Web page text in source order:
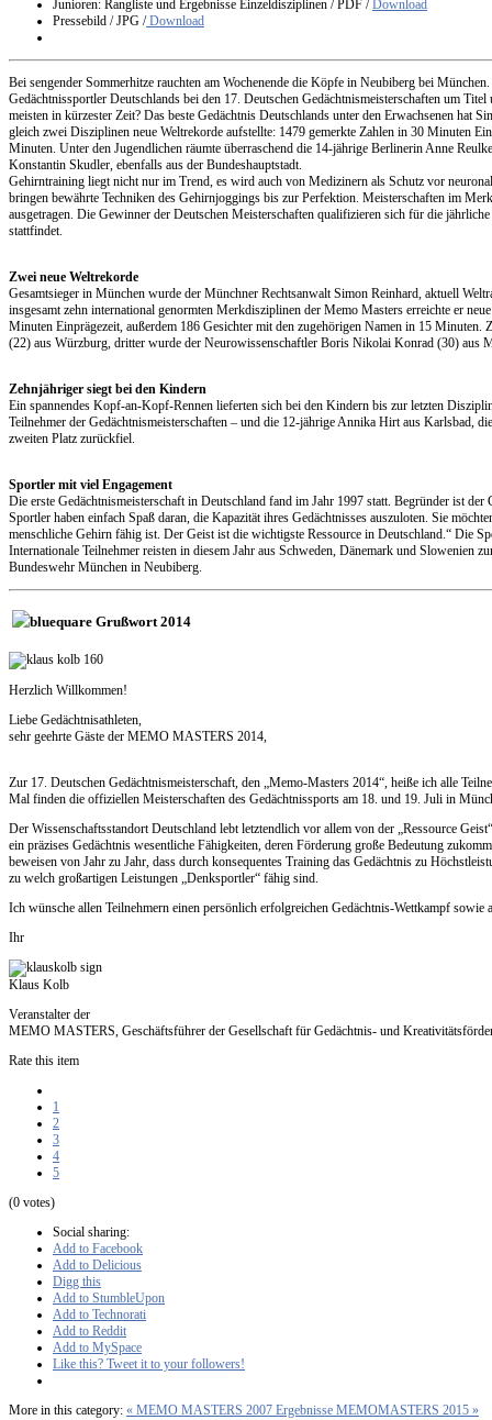
Junioren: Rangliste und Ergebnisse Einzeldisziplinen / PDF /Download
Pressebild / JPG /Download
Bei sengender Sommerhitze rauchten am Wochenende die Köpfe in Neubiberg bei
Gedächtnissportler Deutschlands bei den 17. Deutschen Gedächtnismeisterschaften um
meisten in kürzester Zeit? Das beste Gedächtnis Deutschlands unter den Erwachsenen hat
gleich zwei Disziplinen neue Weltrekorde aufstellte: 1479 gemerkte Zahlen in 30 Minuten
Minuten. Unter den Jugendlichen räumte überraschend die 14-jährige Berlinerin Anne
Konstantin Skudler, ebenfalls aus der Bundeshauptstadt.
Gehirntraining liegt nicht nur im Trend, es wird auch von Medizinern als Schutz vor
bringen bewährte Techniken des Gehirnjoggings bis zur Perfektion. Meisterschaften im
ausgetragen. Die Gewinner der Deutschen Meisterschaften qualifizieren sich für die
stattfindet.
Zwei neue Weltrekorde
Gesamtsieger in München wurde der Münchner Rechtsanwalt Simon Reinhard, aktuell
insgesamt zehn international genormten Merkdisziplinen der Memo Masters erreichte er
Minuten Einprägezeit, außerdem 186 Gesichter mit den zugehörigen Namen in 15 Minuten.
(22) aus Würzburg, dritter wurde der Neurowissenschaftler Boris Nikolai Konrad (30) aus
Zehnjähriger siegt bei den Kindern
Ein spannendes Kopf-an-Kopf-Rennen lieferten sich bei den Kindern bis zur letzten
Teilnehmer der Gedächtnismeisterschaften – und die 12-jährige Annika Hirt aus Karlsbad,
zweiten Platz zurückfiel.
Sportler mit viel Engagement
Die erste Gedächtnismeisterschaft in Deutschland fand im Jahr 1997 statt. Begründer ist
Sportler haben einfach Spaß daran, die Kapazität ihres Gedächtnisses auszuloten. Sie
menschliche Gehirn fähig ist. Der Geist ist die wichtigste Ressource in Deutschland.“ Die
Internationale Teilnehmer reisten in diesem Jahr aus Schweden, Dänemark und Slowenien
Bundeswehr München in Neubiberg.
Grußwort 2014
Herzlich Willkommen!
Liebe Gedächtnisathleten,
sehr geehrte Gäste der MEMO MASTERS 2014,
Zur 17. Deutschen Gedächtnismeisterschaft, den „Memo-Masters 2014“, heiße ich alle
Mal finden die offiziellen Meisterschaften des Gedächtnissports am 18. und 19. Juli in
Der Wissenschaftsstandort Deutschland lebt letztendlich vor allem von der „Ressource
ein präzises Gedächtnis wesentliche Fähigkeiten, deren Förderung große Bedeutung
beweisen von Jahr zu Jahr, dass durch konsequentes Training das Gedächtnis zu
zu welch großartigen Leistungen „Denksportler“ fähig sind.
Ich wünsche allen Teilnehmern einen persönlich erfolgreichen Gedächtnis-Wettkampf sowie
Ihr
Klaus Kolb
Veranstalter der
MEMO MASTERS, Geschäftsführer der Gesellschaft für Gedächtnis- und
Rate this item
1
2
3
4
5
(0 votes)
Social sharing:
Add to Facebook
Add to Delicious
Digg this
Add to StumbleUpon
Add to Technorati
Add to Reddit
Add to MySpace
Like this? Tweet it to your followers!
More in this category: « MEMO MASTERS 2007 Ergebnisse MEMOMASTERS 2015 »